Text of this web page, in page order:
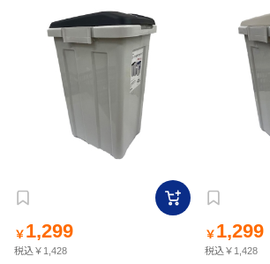
￥ 1,299
税込￥1,428
￥ 1,299
税込￥1,428